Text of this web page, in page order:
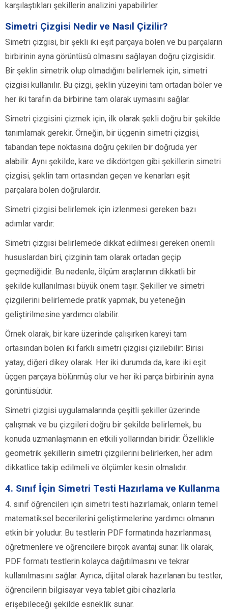
karşılaştıkları şekillerin analizini yapabilirler.
Simetri Çizgisi Nedir ve Nasıl Çizilir?
Simetri çizgisi, bir şekli iki eşit parçaya bölen ve bu parçaların
birbirinin ayna görüntüsü olmasını sağlayan doğru çizgisidir.
Bir şeklin simetrik olup olmadığını belirlemek için, simetri
çizgisi kullanılır. Bu çizgi, şeklin yüzeyini tam ortadan böler ve
her iki tarafın da birbirine tam olarak uymasını sağlar.
Simetri çizgisini çizmek için, ilk olarak şekli doğru bir şekilde
tanımlamak gerekir. Örneğin, bir üçgenin simetri çizgisi,
tabandan tepe noktasına doğru çekilen bir doğruda yer
alabilir. Aynı şekilde, kare ve dikdörtgen gibi şekillerin simetri
çizgisi, şeklin tam ortasından geçen ve kenarları eşit
parçalara bölen doğrulardır.
Simetri çizgisi belirlemek için izlenmesi gereken bazı
adımlar vardır:
Simetri çizgisi belirlemede dikkat edilmesi gereken önemli
hususlardan biri, çizginin tam olarak ortadan geçip
geçmediğidir. Bu nedenle, ölçüm araçlarının dikkatli bir
şekilde kullanılması büyük önem taşır. Şekiller ve simetri
çizgilerini belirlemede pratik yapmak, bu yeteneğin
geliştirilmesine yardımcı olabilir.
Örnek olarak, bir kare üzerinde çalışırken kareyi tam
ortasından bölen iki farklı simetri çizgisi çizilebilir: Birisi
yatay, diğeri dikey olarak. Her iki durumda da, kare iki eşit
üçgen parçaya bölünmüş olur ve her iki parça birbirinin ayna
görüntüsüdür.
Simetri çizgisi uygulamalarında çeşitli şekiller üzerinde
çalışmak ve bu çizgileri doğru bir şekilde belirlemek, bu
konuda uzmanlaşmanın en etkili yollarından biridir. Özellikle
geometrik şekillerin simetri çizgilerini belirlerken, her adım
dikkatlice takip edilmeli ve ölçümler kesin olmalıdır.
4. Sınıf İçin Simetri Testi Hazırlama ve Kullanma
4. sınıf öğrencileri için simetri testi hazırlamak, onların temel
matematiksel becerilerini geliştirmelerine yardımcı olmanın
etkin bir yoludur. Bu testlerin PDF formatında hazırlanması,
öğretmenlere ve öğrencilere birçok avantaj sunar. İlk olarak,
PDF formatı testlerin kolayca dağıtılmasını ve tekrar
kullanılmasını sağlar. Ayrıca, dijital olarak hazırlanan bu testler,
öğrencilerin bilgisayar veya tablet gibi cihazlarla
erişebileceği şekilde esneklik sunar.